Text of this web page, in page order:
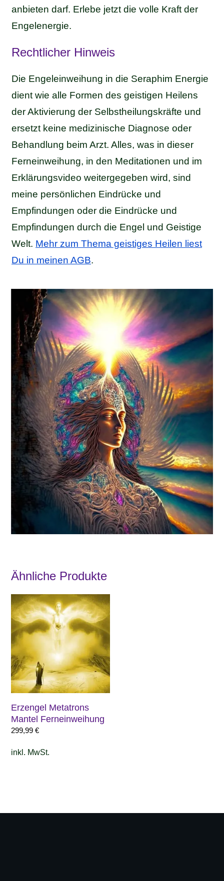
anbieten darf. Erlebe jetzt die volle Kraft der
Engelenergie.
Rechtlicher Hinweis
Die Engeleinweihung in die Seraphim Energie
dient wie alle Formen des geistigen Heilens
der Aktivierung der Selbstheilungskräfte und
ersetzt keine medizinische Diagnose oder
Behandlung beim Arzt. Alles, was in dieser
Ferneinweihung, in den Meditationen und im
Erklärungsvideo weitergegeben wird, sind
meine persönlichen Eindrücke und
Empfindungen oder die Eindrücke und
Empfindungen durch die Engel und Geistige
Welt. Mehr zum Thema geistiges Heilen liest
Du in meinen AGB.
Ähnliche Produkte
Erzengel Metatrons
Mantel Ferneinweihung
299,99 €
inkl. MwSt.